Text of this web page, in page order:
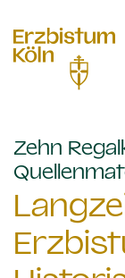
Zehn